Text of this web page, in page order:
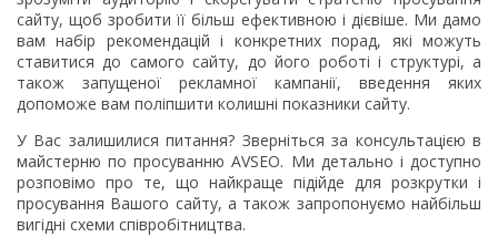
сайту, щоб зробити її більш ефективною і дієвіше. Ми дамо
вам набір рекомендацій і конкретних порад, які можуть
ставитися до самого сайту, до його роботі і структурі, а
також запущеної рекламної кампанії, введення яких
допоможе вам поліпшити колишні показники сайту.
У Вас залишилися питання? Зверніться за консультацією в
майстерню по просуванню AVSEO. Ми детально і доступно
розповімо про те, що найкраще підійде для розкрутки і
просування Вашого сайту, а також запропонуємо найбільш
вигідні схеми співробітництва.